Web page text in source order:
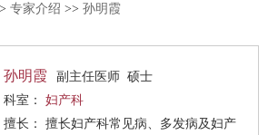
专家介绍 >> 孙明霞
孙明霞
副主任医师 硕士
科室： 妇产科
擅长： 擅长妇产科常见病、多发病及妇产